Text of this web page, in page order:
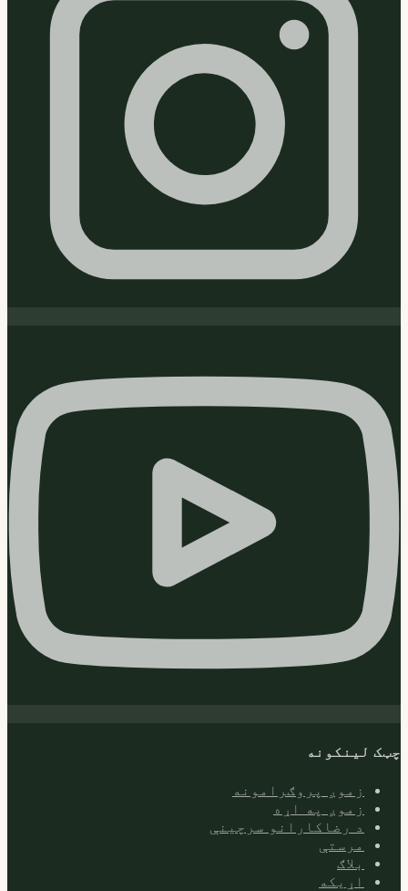
چټک لینکونه
زموږ پروګرامونه
زموږ په اړه
د رضاکارانو سرچینې
مرستې
بلاګ
اړیکه